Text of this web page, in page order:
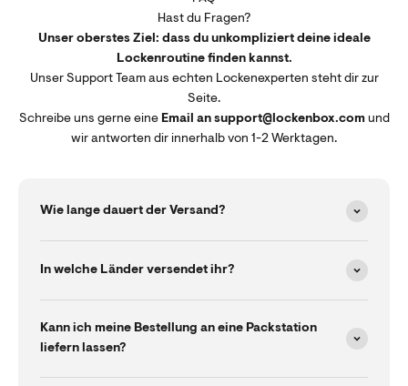
Hast du Fragen?
Unser oberstes Ziel: dass du unkompliziert deine ideale
Lockenroutine finden kannst.
Unser Support Team aus echten Lockenexperten steht dir zur
Seite.
Schreibe uns gerne eine Email an support@lockenbox.comund
wir antworten dir innerhalb von 1-2 Werktagen.
Wie lange dauert der Versand?
In welche Länder versendet ihr?
Kann ich meine Bestellung an eine Packstation
liefern lassen?